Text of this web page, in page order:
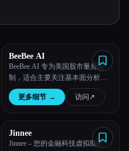
BeeBee AI
BeeBee.AI 专为美国股市量身定
制，适合主要关注基本面分析并
重视数据和信息的长期投资者。
更多细节 → 访问 ↗︎
Jinnee
Jinnee – 您的金融科技虚拟助手